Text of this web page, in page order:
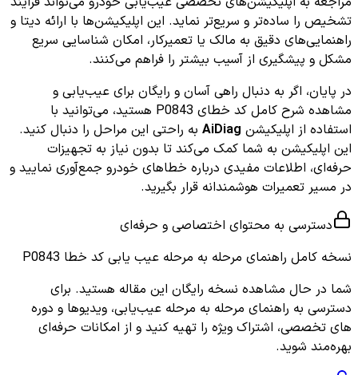
تشخیص را ساده‌تر و سریع‌تر نماید. این اپلیکیشن‌ها با ارائه دیتا و
راهنمایی‌های دقیق به مالک یا تعمیرکار، امکان شناسایی سریع
مشکل و پیشگیری از آسیب بیشتر را فراهم می‌کنند.
در پایان، اگر به دنبال راهی آسان و رایگان برای عیب‌یابی و
مشاهده شرح کامل کد خطای P0843 هستید، می‌توانید با
استفاده از اپلیکیشن AiDiag به راحتی این مراحل را دنبال کنید.
این اپلیکیشن به شما کمک می‌کند تا بدون نیاز به تجهیزات
حرفه‌ای، اطلاعات مفیدی درباره خطاهای خودرو جمع‌آوری نمایید و
در مسیر تعمیرات هوشمندانه قرار بگیرید.
دسترسی به محتوای اختصاصی و حرفه‌ای
نسخه کامل راهنمای مرحله به مرحله عیب یابی کد خطا P0843
شما در حال مشاهده نسخه رایگان این مقاله هستید. برای
دسترسی به راهنمای مرحله به مرحله عیب‌یابی، ویدیوها و دوره
های تخصصی، اشتراک ویژه را تهیه کنید و از امکانات حرفه‌ای
بهره‌مند شوید.